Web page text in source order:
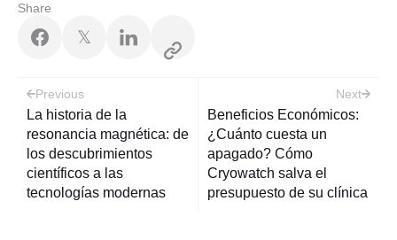
Share
𝕏
Post
navigation
Previous
La historia de la
resonancia magnética: de
los descubrimientos
científicos a las
tecnologías modernas
Next
Beneficios Económicos:
¿Cuánto cuesta un
apagado? Cómo
Cryowatch salva el
presupuesto de su clínica